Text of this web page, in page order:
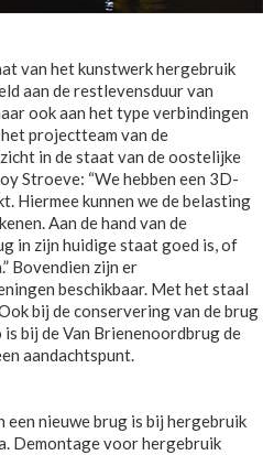
van het kunstwerk hergebruik
aan de restlevensduur van
ook aan het type verbindingen
projectteam van de
in de staat van de oostelijke
Stroeve: “We hebben een 3D-
Hiermee kunnen we de belasting
Aan de hand van de
in zijn huidige staat goed is, of
Bovendien zijn er
beschikbaar. Met het staal
bij de conservering van de brug
bij de Van Brienenoordbrug de
aandachtspunt.
nieuwe brug is bij hergebruik
Demontage voor hergebruik